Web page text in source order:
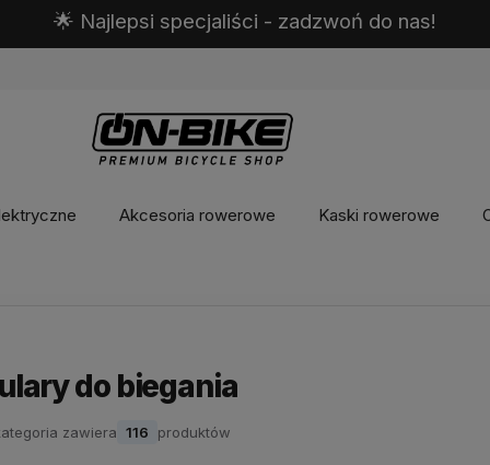
🌟 Najlepsi specjaliści - zadzwoń do nas!
Akcesoria rowerowe Kaski rowerowe
do biegania
zawiera 116 produktów